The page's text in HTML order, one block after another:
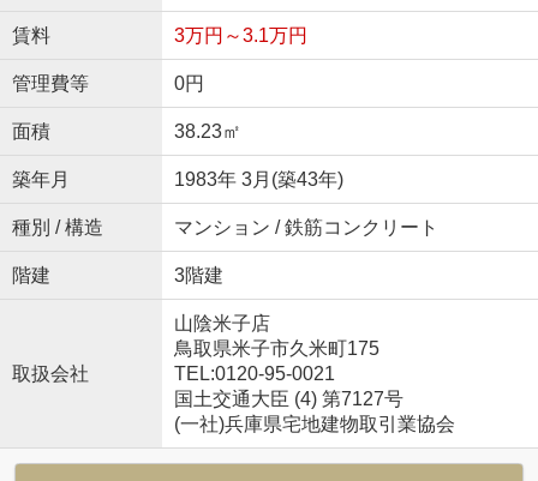
賃料 3万円～3.1万円
管理費等 0円
面積 38.23㎡
築年月 1983年 3月(築43年)
種別 / 構造 マンション / 鉄筋コンクリート
階建 3階建
取扱会社
山陰米子店
鳥取県米子市久米町175
TEL:0120-95-0021
国土交通大臣 (4) 第7127号
(一社)兵庫県宅地建物取引業協会